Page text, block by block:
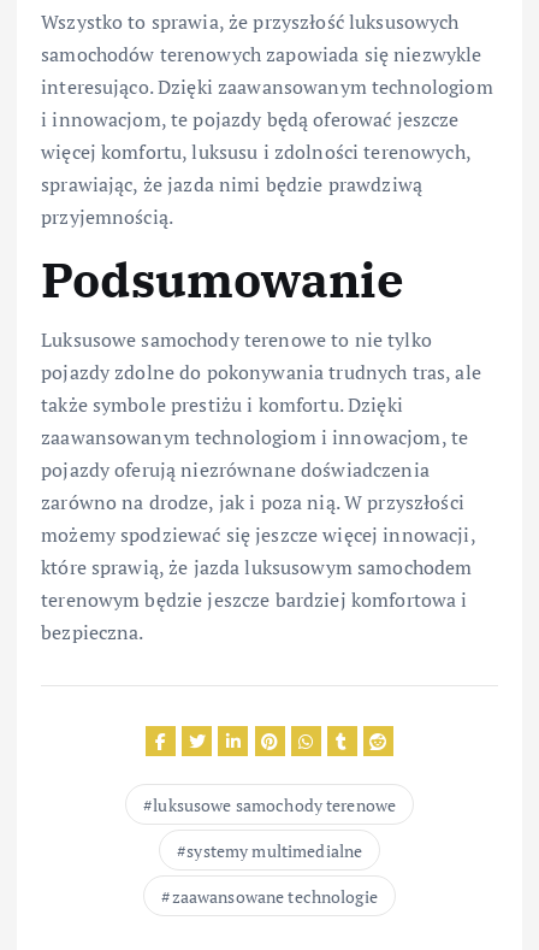
Wszystko to sprawia, że przyszłość luksusowych
samochodów terenowych zapowiada się niezwykle
interesująco. Dzięki zaawansowanym technologiom
i innowacjom, te pojazdy będą oferować jeszcze
więcej komfortu, luksusu i zdolności terenowych,
sprawiając, że jazda nimi będzie prawdziwą
przyjemnością.
Podsumowanie
Luksusowe samochody terenowe to nie tylko
pojazdy zdolne do pokonywania trudnych tras, ale
także symbole prestiżu i komfortu. Dzięki
zaawansowanym technologiom i innowacjom, te
pojazdy oferują niezrównane doświadczenia
zarówno na drodze, jak i poza nią. W przyszłości
możemy spodziewać się jeszcze więcej innowacji,
które sprawią, że jazda luksusowym samochodem
terenowym będzie jeszcze bardziej komfortowa i
bezpieczna.
luksusowe samochody terenowe
systemy multimedialne
zaawansowane technologie